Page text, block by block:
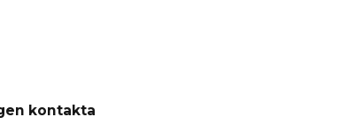
kontakta